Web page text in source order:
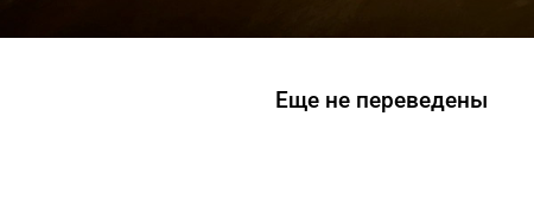
Еще не переведены